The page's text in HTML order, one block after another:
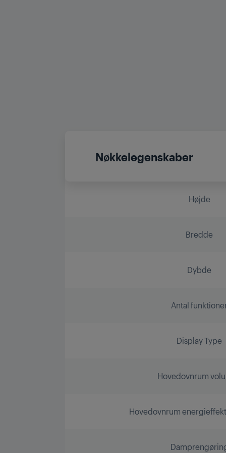
Nøkkelegenskaber
Højde
Bredde
Dybde
Antal
Display Type
Hovedovnrum
Hovedovnrum